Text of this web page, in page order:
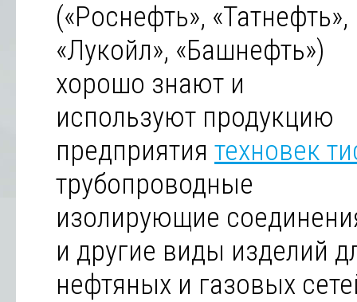
(«Роснефть», «Татнефть»,
«Лукойл», «Башнефть»)
хорошо знают и
используют продукцию
предприятия техновек
трубопроводные
изолирующие
и другие виды изделий
нефтяных и газовых